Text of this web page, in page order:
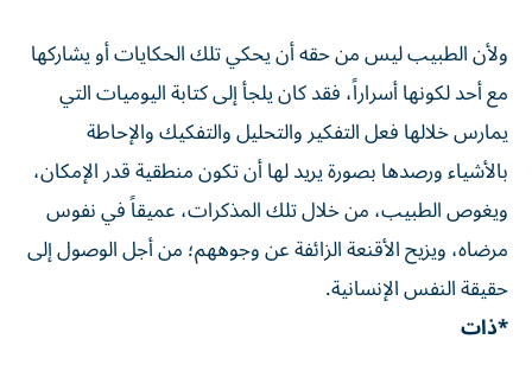
ولأن الطبيب ليس من حقه أن يحكي تلك الحكايات أو يشاركها
مع أحد لكونها أسراراً، فقد كان يلجأ إلى كتابة اليوميات التي
يمارس خلالها فعل التفكير والتحليل والتفكيك والإحاطة
بالأشياء ورصدها بصورة يريد لها أن تكون منطقية قدر الإمكان،
ويغوص الطبيب، من خلال تلك المذكرات، عميقاً في نفوس
مرضاه، ويزيح الأقنعة الزائفة عن وجوههم؛ من أجل الوصول إلى
حقيقة النفس الإنسانية.
*ذات